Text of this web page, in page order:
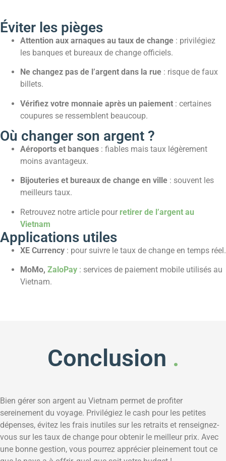
Éviter les pièges
Attention aux arnaques au taux de change : privilégiez
les banques et bureaux de change officiels.
Ne changez pas de l’argent dans la rue : risque de faux
billets.
Vérifiez votre monnaie après un paiement : certaines
coupures se ressemblent beaucoup.
Où changer son argent ?
Aéroports et banques : fiables mais taux légèrement
moins avantageux.
Bijouteries et bureaux de change en ville : souvent les
meilleurs taux.
Retrouvez notre article pour retirer de l’argent au
Vietnam
Applications utiles
XE Currency : pour suivre le taux de change en temps réel.
MoMo, ZaloPay : services de paiement mobile utilisés au
Vietnam.
Conclusion .
Bien gérer son argent au Vietnam permet de profiter
sereinement du voyage. Privilégiez le cash pour les petites
dépenses, évitez les frais inutiles sur les retraits et renseignez-
vous sur les taux de change pour obtenir le meilleur prix. Avec
une bonne gestion, vous pourrez apprécier pleinement tout ce